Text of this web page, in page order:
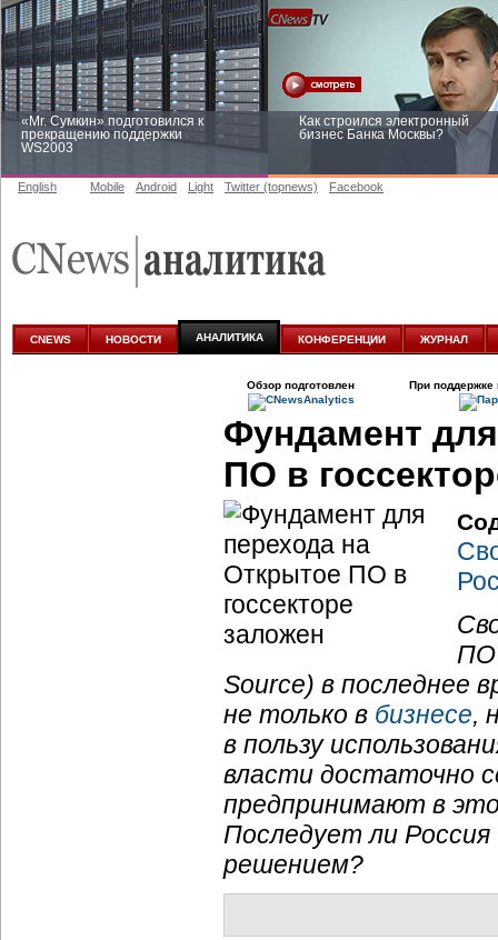
«Mr. Сумкин» подготовился к
прекращению поддержки
WS2003
Как строился электронный
бизнес Банка Москвы?
аналитике
English Mobile Android Light Twitter (topnews) Facebook
CNEWS НОВОСТИ АНАЛИТИКА КОНФЕРЕНЦИИ ЖУРНАЛ
Обзор подготовлен При поддержке
Фундамент
ПО в
ПО
Source) в последнее
не только в бизнесе,
в пользу
власти достаточно
предпринимают в
Последует ли
решением?